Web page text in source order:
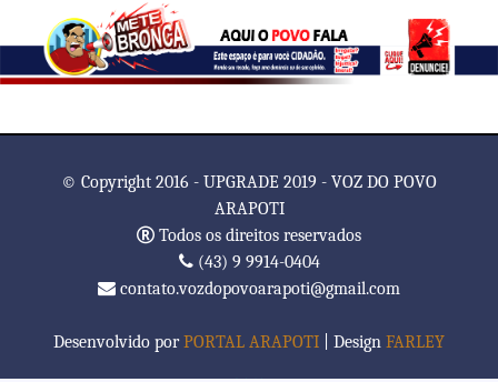
© Copyright 2016 - UPGRADE 2019 - VOZ DO POVO
ARAPOTI
Todos os direitos reservados
(43) 9 9914-0404
contato.vozdopovoarapoti@gmail.com
Desenvolvido porPORTAL ARAPOTI | Design FARLEY
TemplatesYard